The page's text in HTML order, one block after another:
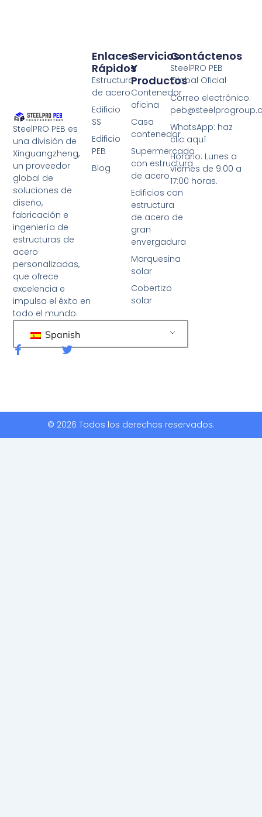
SteelPRO PEB es
una división de
Xinguangzheng,
un proveedor
global de
soluciones de
diseño,
fabricación e
ingeniería de
estructuras de
acero
personalizadas,
que ofrece
excelencia e
impulsa el éxito en
todo el mundo.
Spanish
F
a
o
G
Servicios
Y
Productos
Contenedor
oficina
Casa
contenedor
Supermercado
con estructura
de acero
Edificios con
estructura
de acero de
gran
envergadura
Marquesina
solar
Cobertizo
solar
Enlaces
Rápidos
Estructura
de acero
Edificio
SS
Edificio
PEB
Blog
Contáctenos
SteelPRO PEB
Global Oficial
Correo electrónico:
WhatsApp: haz
clic aquí
Horario: Lunes a
viernes de 9:00 a
17:00 horas.
© 2026 Todos los derechos reservados.